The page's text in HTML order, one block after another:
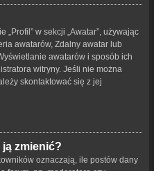
w sekcji „Awatar”, używając
awatarów, Zdalny awatar lub
awatarów i sposób ich
witryny. Jeśli nie można
skontaktować się z jej
zmienić?
oznaczają, ile postów dany